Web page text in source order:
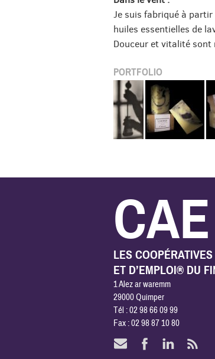
Je suis fabriqué à partir
huiles essentielles de
Douceur et vitalité sont
PORTFOLIO
LES
ET D’EMPLOI® DU
1 Alez ar waremm
29000 Quimper
Tél : 02 98 66 09 99
Fax : 02 98 87 10 80